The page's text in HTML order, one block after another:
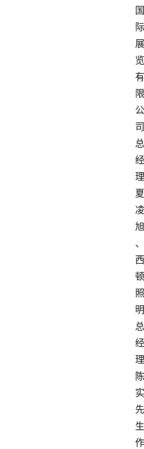
国
际
展
览
有
限
公
司
总
经
理
夏
凌
旭
、
西
顿
照
明
总
经
理
陈
实
先
生
作